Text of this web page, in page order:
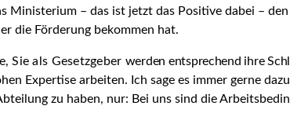
– das ist jetzt das Positive dabei –
die Förderung bekommen hat.
Sie als Gesetzgeber werden entsprechend ihre
Expertise arbeiten. Ich sage es immer gerne
zu haben, nur: Bei uns sind die